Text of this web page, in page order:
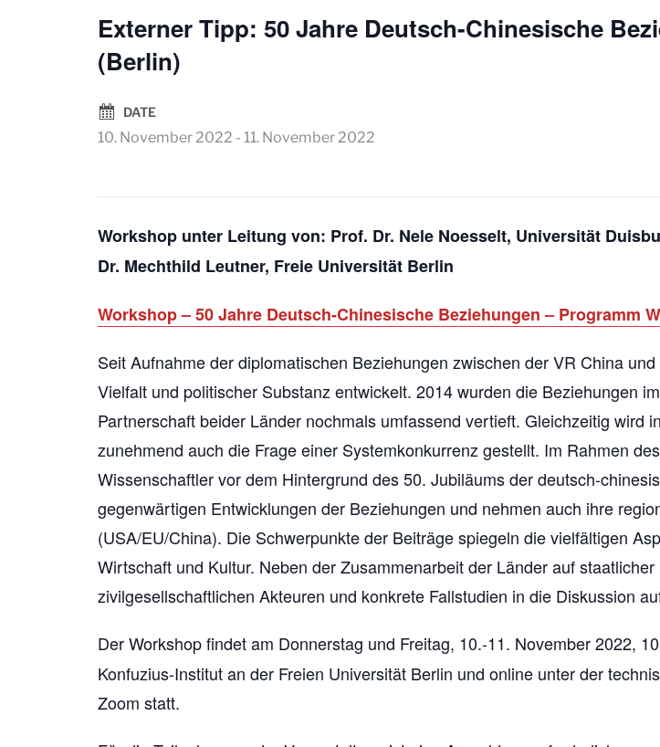
Externer Tipp: 50 Jahre Deutsch-Chinesische
(Berlin)
DATE
10. November 2022 - 11. November 2022
Workshop unter Leitung von: Prof. Dr. Nele Noesselt, Universität
Dr. Mechthild Leutner, Freie Universität Berlin
Workshop – 50 Jahre Deutsch-Chinesische Beziehungen – Programm
Seit Aufnahme der diplomatischen Beziehungen zwischen der VR China
Vielfalt und politischer Substanz entwickelt. 2014 wurden die Beziehungen
Partnerschaft beider Länder nochmals umfassend vertieft. Gleichzeitig wird
zunehmend auch die Frage einer Systemkonkurrenz gestellt. Im Rahmen
Wissenschaftler vor dem Hintergrund des 50. Jubiläums der deutsch-
gegenwärtigen Entwicklungen der Beziehungen und nehmen auch ihre
(USA/EU/China). Die Schwerpunkte der Beiträge spiegeln die vielfältigen
Wirtschaft und Kultur. Neben der Zusammenarbeit der Länder auf
zivilgesellschaftlichen Akteuren und konkrete Fallstudien in die Diskussion
Der Workshop findet am Donnerstag und Freitag, 10.-11. November 2022,
Konfuzius-Institut an der Freien Universität Berlin und online unter der
Zoom statt.